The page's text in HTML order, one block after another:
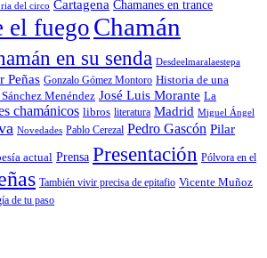
del circo Cartagena Chamanes en trance
el fuego Chamán
en su senda Desdeelmaralaestepa
Peñas Gonzalo Gómez Montoro Historia de una
Menéndez José Luis Morante La
chamánicos libros literatura Madrid Miguel Ángel
Novedades Pablo Cerezal Pedro Gascón Pilar
actual Prensa Presentación Pólvora en el
También vivir precisa de epitafio Vicente Muñoz
de tu paso